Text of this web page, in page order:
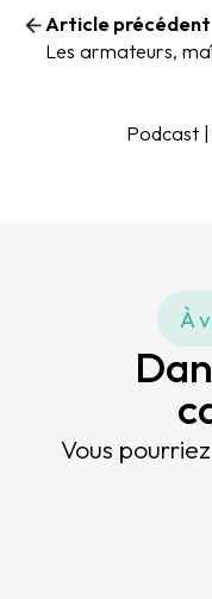
Article précédent
Les armateurs,
Podcast
À
Vous